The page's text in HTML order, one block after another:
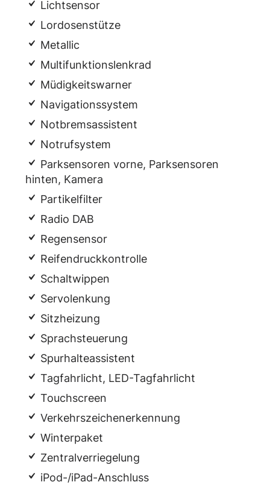
Lichtsensor
Lordosenstütze
Metallic
Multifunktionslenkrad
Müdigkeitswarner
Navigationssystem
Notbremsassistent
Notrufsystem
Parksensoren vorne, Parksensoren
hinten, Kamera
Partikelfilter
Radio DAB
Regensensor
Reifendruckkontrolle
Schaltwippen
Servolenkung
Sitzheizung
Sprachsteuerung
Spurhalteassistent
Tagfahrlicht, LED-Tagfahrlicht
Touchscreen
Verkehrszeichenerkennung
Winterpaket
Zentralverriegelung
iPod-/iPad-Anschluss